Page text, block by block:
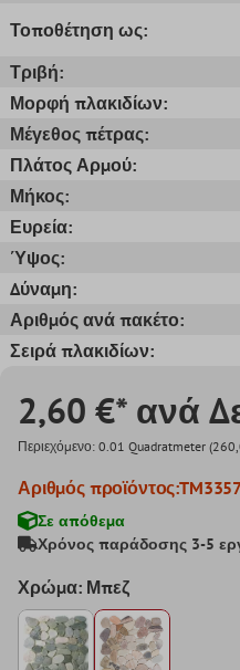
Τοποθέτηση ως:
Τριβή:
Μορφή πλακιδίων:
Μέγεθος πέτρας:
Πλάτος Αρμού:
Μήκος:
Ευρεία:
Ύψος:
Δύναμη:
Αριθμός ανά πακέτο:
Σειρά πλακιδίων:
2,60 €* ανά
Περιεχόμενο: 0.01 Quadratmeter
Αριθμός προϊόντος:
Σε απόθεμα
Χρόνος παράδοσης 3-5
Χρώμα: Μπεζ